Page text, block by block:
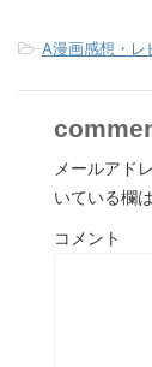
-A漫画感想・レ
メールアド
いている欄
コメント